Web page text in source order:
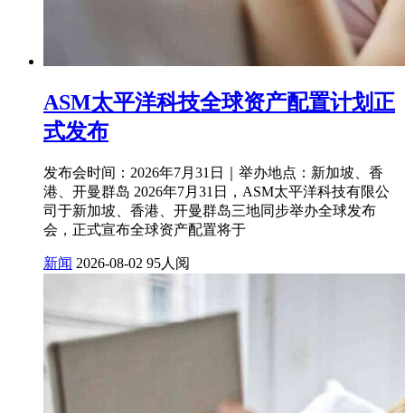
ASM太平洋科技全球资产配置计划正
式发布
发布会时间：2026年7月31日｜举办地点：新加坡、香
港、开曼群岛 2026年7月31日，ASM太平洋科技有限公
司于新加坡、香港、开曼群岛三地同步举办全球发布
会，正式宣布全球资产配置将于
新闻 2026-08-02 95人阅